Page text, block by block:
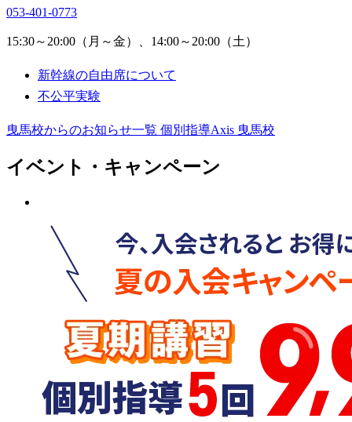
053-401-0773
15:30～20:00（月～金）、14:00～20:00（土）
新幹線の自由席について
不公平実験
曳馬校からのお知らせ一覧 個別指導Axis 曳馬校
イベント・キャンペーン